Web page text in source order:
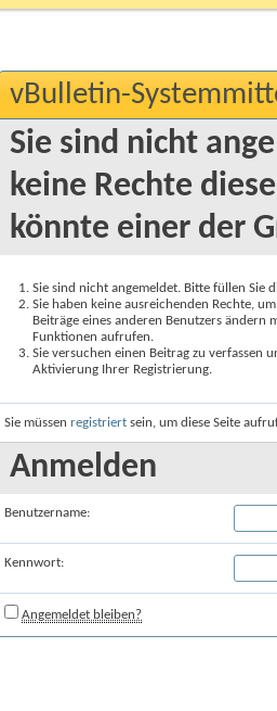
vBulletin-
Sie sind nicht
keine Rechte
könnte einer der
Sie sind nicht angemeldet. Bitte füllen Sie
Sie haben keine ausreichenden Rechte,
Beiträge eines anderen Benutzers
Funktionen aufrufen.
Sie versuchen einen Beitrag zu verfassen
Aktivierung Ihrer Registrierung.
Sie müssen registriert sein, um diese Seite
Anmelden
Benutzername:
Kennwort:
Angemeldet bleiben?